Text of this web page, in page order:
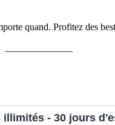
quand. Profitez des
- 30 jours